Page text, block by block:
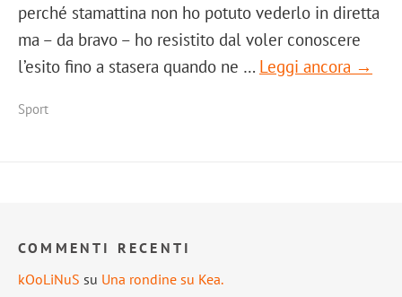
perché stamattina non ho potuto vederlo in diretta
ma – da bravo – ho resistito dal voler conoscere
l’esito fino a stasera quando ne … Leggi ancora →
Sport
COMMENTI RECENTI
kOoLiNuS su Una rondine su Kea.